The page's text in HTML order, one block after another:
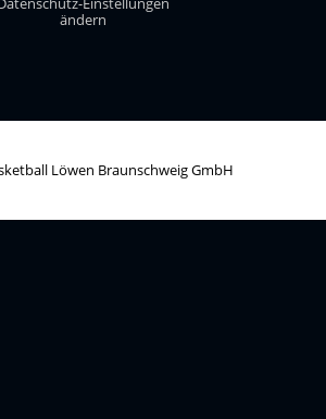
ändern
Löwen Braunschweig GmbH